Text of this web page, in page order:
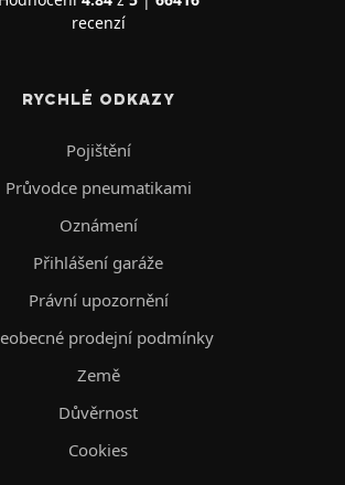
recenzí
RYCHLÉ ODKAZY
Pojištění
Průvodce pneumatikami
Oznámení
Přihlášení garáže
Právní upozornění
prodejní podmínky
Země
Důvěrnost
Cookies